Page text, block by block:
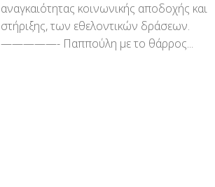
αναγκαιότητας κοινωνικής αποδοχής και
στήριξης, των εθελοντικών δράσεων.
—————- Παππούλη με το θάρρος...